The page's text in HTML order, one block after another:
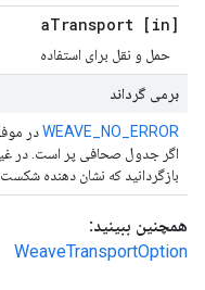
[in] a
Transport
حمل و نقل برای استفاده
برمی گرداند
WEAVE_NO_ERRORدر
اگر جدول صحافی پر است. در
بازگردانید که نشان دهنده
همچنین ببینید:
WeaveTransportOption